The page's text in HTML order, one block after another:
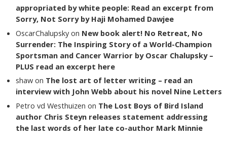
appropriated by white people: Read an excerpt from
Sorry, Not Sorry by Haji Mohamed Dawjee
OscarChalupsky on New book alert! No Retreat, No
Surrender: The Inspiring Story of a World-Champion
Sportsman and Cancer Warrior by Oscar Chalupsky –
PLUS read an excerpt here
shaw on The lost art of letter writing – read an
interview with John Webb about his novel Nine Letters
Petro vd Westhuizen on The Lost Boys of Bird Island
author Chris Steyn releases statement addressing
the last words of her late co-author Mark Minnie